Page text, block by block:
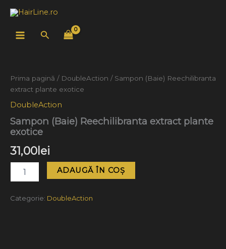
content
Search
Prima pagină / DoubleAction / Sampon (Baie) Reechilibranta
extract plante exotice
DoubleAction
Sampon (Baie) Reechilibranta extract plante
exotice
31,00 lei
Reechilibranta
extract
plante
ADAUGĂ ÎN COȘ
Categorie: DoubleAction